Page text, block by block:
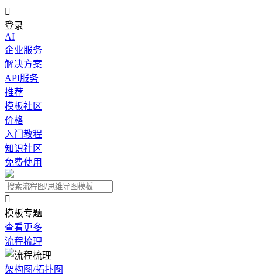

登录
AI
企业服务
解决方案
API服务
推荐
模板社区
价格
入门教程
知识社区
免费使用

模板专题
查看更多
流程梳理
架构图/拓扑图